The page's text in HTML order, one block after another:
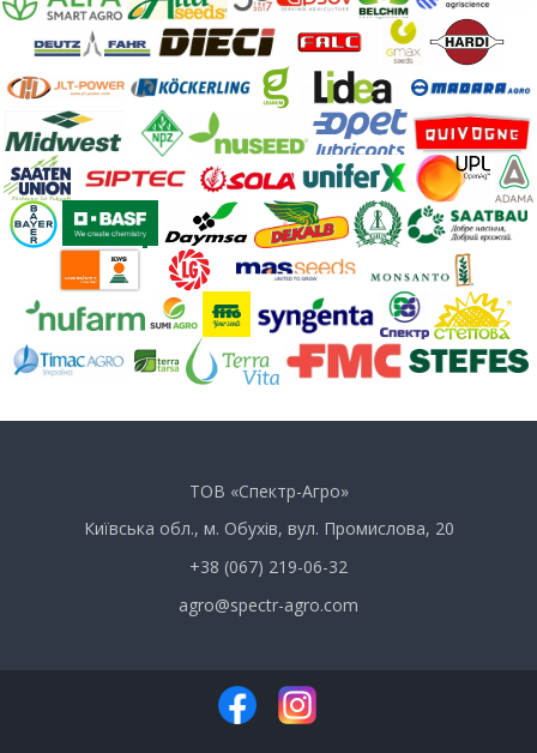
ТОВ «Спектр-Агро»
Київська обл., м. Обухів, вул. Промислова, 20
+38 (067) 219-06-32
agro@spectr-agro.com